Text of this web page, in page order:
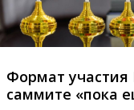
Формат
саммите «пока